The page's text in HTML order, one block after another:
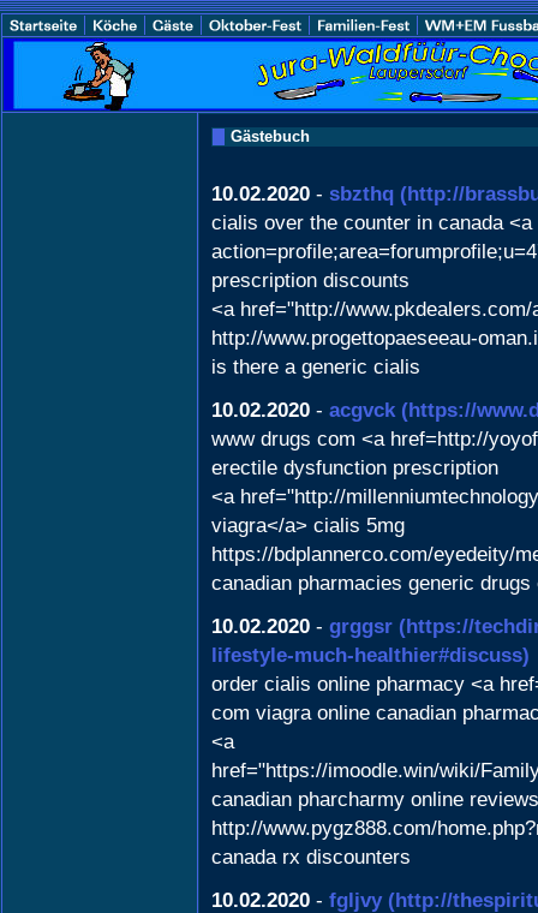
Gästebuch
10.02.2020 - sbzthq (http://
cialis over the counter in canada
prescription discounts
<a href="http://
http://www.progettopaeseeau-
is there a generic cialis
10.02.2020 - acgvck (https://
www drugs com <a href=http://
erectile dysfunction prescription
<a href="http://
viagra</a> cialis 5mg
https://bdplannerco.com/eyedeity/
canadian pharmacies generic drugs
10.02.2020 - grggsr (https://
lifestyle-much-healthier#discuss)
order cialis online pharmacy <a
com viagra online canadian
<a
href="https://imoodle.win/wiki/
canadian pharcharmy online
http://www.pygz888.com/
canada rx discounters
10.02.2020 - fgljvy (http://